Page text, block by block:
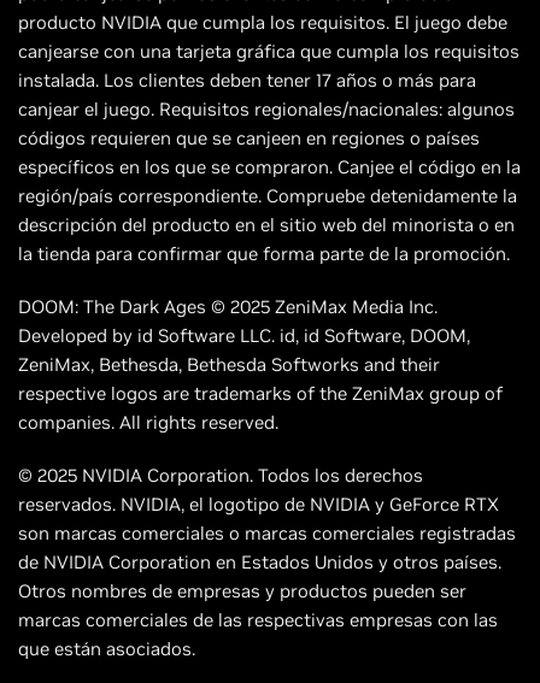
producto NVIDIA que cumpla los requisitos. El juego debe
canjearse con una tarjeta gráfica que cumpla los requisitos
instalada. Los clientes deben tener 17 años o más para
canjear el juego. Requisitos regionales/nacionales: algunos
códigos requieren que se canjeen en regiones o países
específicos en los que se compraron. Canjee el código en la
región/país correspondiente. Compruebe detenidamente la
descripción del producto en el sitio web del minorista o en
la tienda para confirmar que forma parte de la promoción.
DOOM: The Dark Ages © 2025 ZeniMax Media Inc.
Developed by id Software LLC. id, id Software, DOOM,
ZeniMax, Bethesda, Bethesda Softworks and their
respective logos are trademarks of the ZeniMax group of
companies. All rights reserved.
© 2025 NVIDIA Corporation. Todos los derechos
reservados. NVIDIA, el logotipo de NVIDIA y GeForce RTX
son marcas comerciales o marcas comerciales registradas
de NVIDIA Corporation en Estados Unidos y otros países.
Otros nombres de empresas y productos pueden ser
marcas comerciales de las respectivas empresas con las
que están asociados.